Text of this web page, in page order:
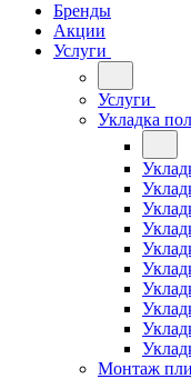
Бренды
Акции
Услуги
Услуги
Укладка
Монтаж